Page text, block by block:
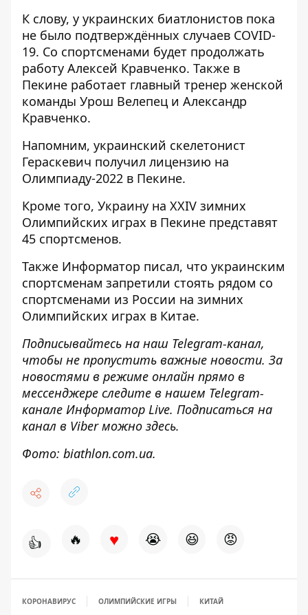
К слову, у украинских биатлонистов пока
не было подтверждённых случаев COVID-
19. Со спортсменами будет продолжать
работу Алексей Кравченко. Также в
Пекине работает главный тренер женской
команды Урош Велепец и Александр
Кравченко.
Напомним, украинский скелетонист
Гераскевич получил лицензию на
Олимпиаду-2022 в Пекине.
Кроме того, Украину на XXIV зимних
Олимпийских играх в Пекине представят
45 спортсменов.
Также Информатор писал, что украинским
спортсменам запретили стоять рядом со
спортсменами из России на зимних
Олимпийских играх в Китае.
Подписывайтесь на наш Telegram-канал,
чтобы не пропустить важные новости. За
новостями в режиме онлайн прямо в
мессенджере следите в нашем Telegram-
канале Информатор Live. Подписаться на
канал в Viber можно здесь.
Фото: biathlon.com.ua.
👍 🔥 ♥ 😭 😆 😡
КОРОНАВИРУС ОЛИМПИЙСКИЕ ИГРЫ КИТАЙ